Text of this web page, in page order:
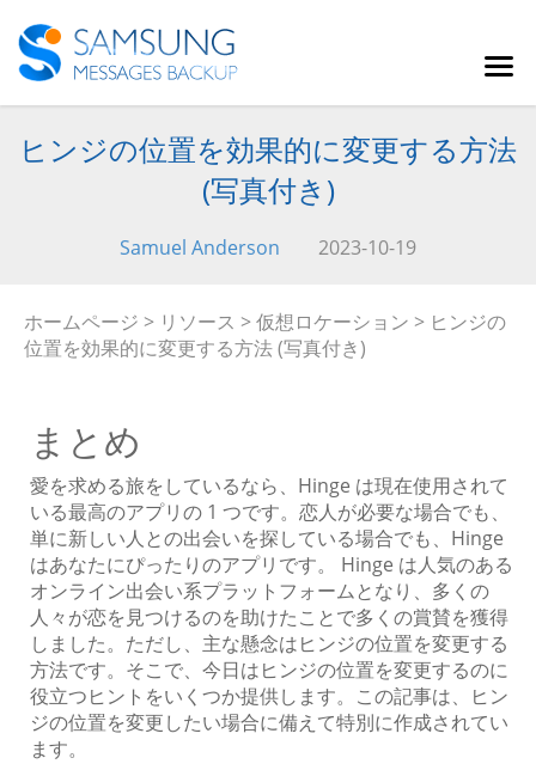
ヒンジの位置を効果的に変更する方法
(写真付き)
Samuel Anderson 2023-10-19
ホームページ > リソース >仮想ロケーション > ヒンジの
位置を効果的に変更する方法 (写真付き)
まとめ
愛を求める旅をしているなら、Hinge は現在使用されて
いる最高のアプリの 1 つです。恋人が必要な場合でも、
単に新しい人との出会いを探している場合でも、Hinge
はあなたにぴったりのアプリです。 Hinge は人気のある
オンライン出会い系プラットフォームとなり、多くの
人々が恋を見つけるのを助けたことで多くの賞賛を獲得
しました。ただし、主な懸念はヒンジの位置を変更する
方法です。そこで、今日はヒンジの位置を変更するのに
役立つヒントをいくつか提供します。この記事は、ヒン
ジの位置を変更したい場合に備えて特別に作成されてい
ます。